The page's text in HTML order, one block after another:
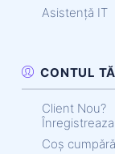
Asistență IT
CONTUL
Client Nou?
Coș